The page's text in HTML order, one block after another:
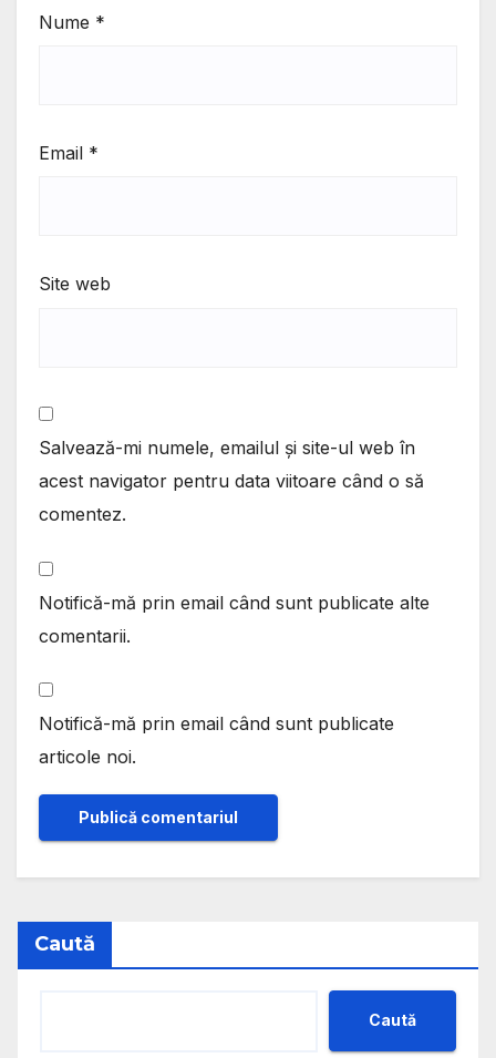
Nume *
Email *
Site web
Salvează-mi numele, emailul și site-ul web în
acest navigator pentru data viitoare când o să
comentez.
Notifică-mă prin email când sunt publicate alte
comentarii.
Notifică-mă prin email când sunt publicate
articole noi.
Caută
Caută